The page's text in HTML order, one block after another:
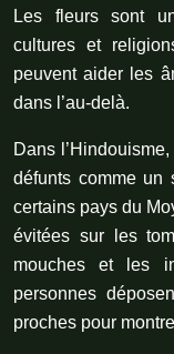
Les fleurs sont
cultures et
peuvent aider les
dans l’au-delà.
Dans
défunts comme un
certains pays du
évitées sur les
mouches et les
personnes
proches pour